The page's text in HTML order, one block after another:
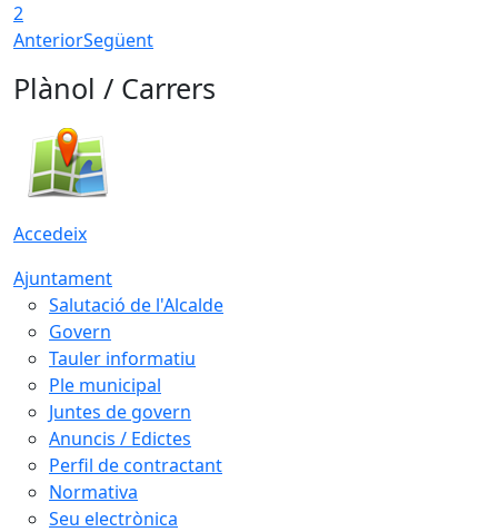
2
AnteriorSegüent
Plànol / Carrers
Accedeix
Ajuntament
Salutació de l'Alcalde
Govern
Tauler informatiu
Ple municipal
Juntes de govern
Anuncis / Edictes
Perfil de contractant
Normativa
Seu electrònica